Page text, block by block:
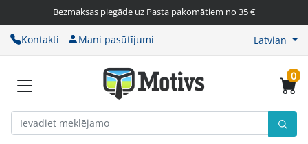
Bezmaksas piegāde uz Pasta pakomātiem no 35 €
Kontakti Mani pasūtījumi Latvian
0